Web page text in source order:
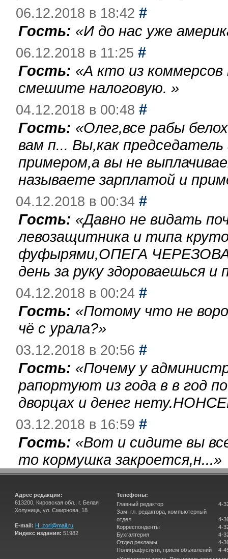
06.12.2018 в 18:42 #
Гость: «И до нас уже
06.12.2018 в 11:25 #
Гость: «А кто из
смешите налоговую. »
04.12.2018 в 00:48 #
Гость: «Олег,все рабы
вам п... Вы,как
примером,а вы не
называете зарплатой и
04.12.2018 в 00:34 #
Гость: «Давно не видать
левозащитника и типа
фуфырями,ОПЕГА
день за руку здороваешься
04.12.2018 в 00:24 #
Гость: «Потому что не
чё с урала?»
03.12.2018 в 20:56 #
Гость: «Почему у
рапортуют из года в в год
дворцах и денег
03.12.2018 в 16:59 #
Гость: «Вот и сидите вы
то кормушка закроется,н...»
Адрес редакции:
613200, Кировская обл., г. Белая
Холуница, ул. Смирнова, 18
E-mail: H_zori@mail.ru
Индекс издания: 51982
Телефоны:
Главный редактор
Зам. гл. редактора, компьютерный
отдел
Корреспонденты
Бухгалтерия
Отдел рекламы
Полиграфуслуги, прием объявлений
4-
4-
4-
4-
4-
4-